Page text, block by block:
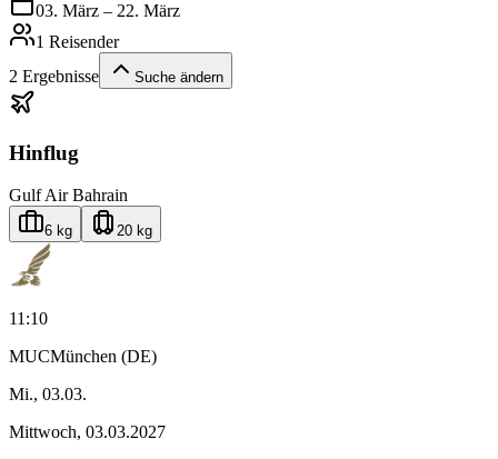
03. März – 22. März
1 Reisender
2 Ergebnisse Suche ändern
Hinflug
Gulf Air Bahrain
6 kg 20 kg
11:10
MUCMünchen (DE)
Mi., 03.03.
Mittwoch, 03.03.2027